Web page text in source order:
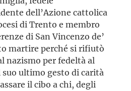
dell’Azione cattolica
di Trento e membro
di San Vincenzo de’
martire perché si rifiutò
nazismo per fedeltà al
ultimo gesto di carità
il cibo a chi, degli